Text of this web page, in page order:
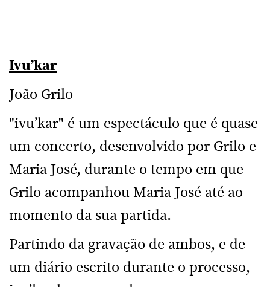
Ivu’kar
João Grilo
"ivu’kar" é um espectáculo que é quase
um concerto, desenvolvido por Grilo e
Maria José, durante o tempo em que
Grilo acompanhou Maria José até ao
momento da sua partida.
Partindo da gravação de ambos, e de
um diário escrito durante o processo,